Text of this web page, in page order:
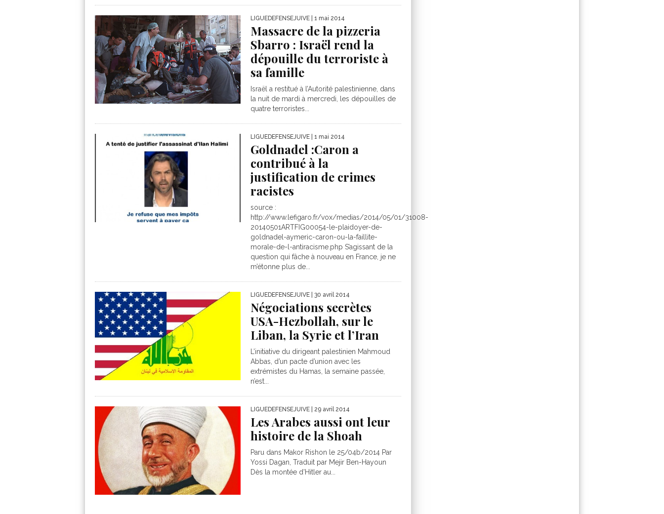
LIGUEDEFENSEJUIVE | 1 mai 2014
Massacre de la pizzeria
Sbarro : Israël rend la
dépouille du terroriste à
sa famille
Israël a restitué à l’Autorité palestinienne, dans
la nuit de mardi à mercredi, les dépouilles de
quatre terroristes...
LIGUEDEFENSEJUIVE | 1 mai 2014
Goldnadel :Caron a
contribué à la
justification de crimes
racistes
source :
http://www.lefigaro.fr/vox/medias/2014/05/01/31008-
20140501ARTFIG00054-le-plaidoyer-de-
goldnadel-aymeric-caron-ou-la-faillite-
morale-de-l-antiracisme.php S’agissant de la
question qui fâche à nouveau en France, je ne
m’étonne plus de...
LIGUEDEFENSEJUIVE | 30 avril 2014
Négociations secrètes
USA-Hezbollah, sur le
Liban, la Syrie et l’Iran
L’initiative du dirigeant palestinien Mahmoud
Abbas, d’un pacte d’union avec les
extrémistes du Hamas, la semaine passée,
n’est...
LIGUEDEFENSEJUIVE | 29 avril 2014
Les Arabes aussi ont leur
histoire de la Shoah
Paru dans Makor Rishon le 25/04b/2014 Par
Yossi Dagan, Traduit par Mejir Ben-Hayoun
Dès la montée d’Hitler au...